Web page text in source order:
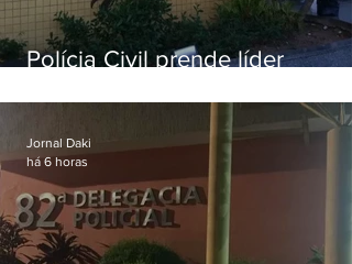
Polícia Civil prende líder
sexualmente de fiéis por mais
uma década
Jornal Daki
há 6 horas